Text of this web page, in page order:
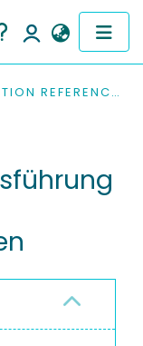
PUBLICATION REFERENCES